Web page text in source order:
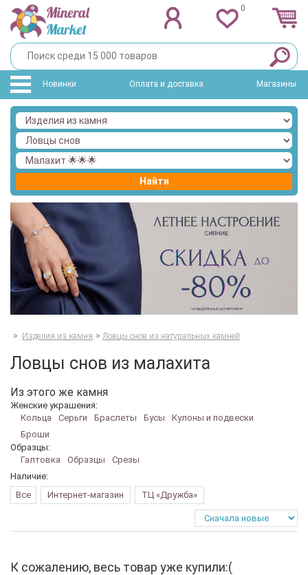
0
Новинки Оплата и доставка Магазины
Найти
> Изделия из камня > Ловцы снов из натуральных камней
Ловцы снов из малахита
Из этого же камня
Женские украшения:
Кольца
Серьги Браслеты Бусы
Кулоны и подвески
Броши
Образцы:
Галтовка
Образцы
Срезы
Наличие:
Все
Интернет-магазин ТЦ «Дружба»
К сожалению, весь товар уже купили:(